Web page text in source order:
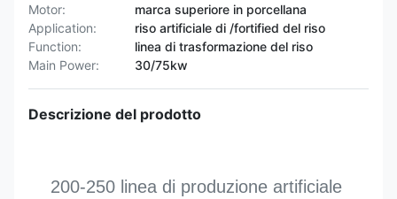
Motor:
marca superiore in porcellana
Application:
riso artificiale di /fortified del riso
Function:
linea di trasformazione del riso
Main Power:
30/75kw
Descrizione del prodotto
200-250 linea di produzione artificiale